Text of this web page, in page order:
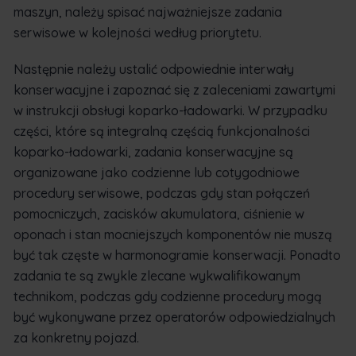
maszyn, należy spisać najważniejsze zadania
serwisowe w kolejności według priorytetu.
Następnie należy ustalić odpowiednie interwały
konserwacyjne i zapoznać się z zaleceniami zawartymi
w instrukcji obsługi koparko-ładowarki. W przypadku
części, które są integralną częścią funkcjonalności
koparko-ładowarki, zadania konserwacyjne są
organizowane jako codzienne lub cotygodniowe
procedury serwisowe, podczas gdy stan połączeń
pomocniczych, zacisków akumulatora, ciśnienie w
oponach i stan mocniejszych komponentów nie muszą
być tak częste w harmonogramie konserwacji. Ponadto
zadania te są zwykle zlecane wykwalifikowanym
technikom, podczas gdy codzienne procedury mogą
być wykonywane przez operatorów odpowiedzialnych
za konkretny pojazd.